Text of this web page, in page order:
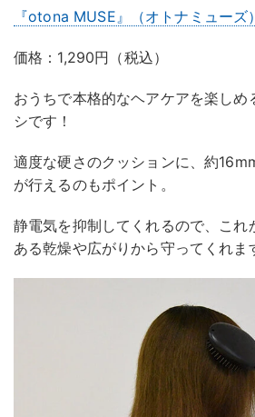
『otona MUSE』（オトナミューズ
価格：1,290円（税込）
おうちで本格的なヘアケアを楽しめ
シです！
適度な硬さのクッションに、約
が行えるのもポイント。
静電気を抑制してくれるので、これ
ある乾燥や広がりから守ってくれ